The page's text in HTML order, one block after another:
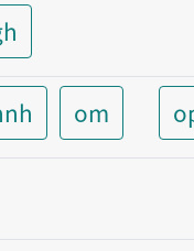
om